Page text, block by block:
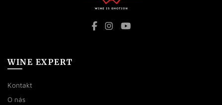
WINE EXPERT
Kontakt
O nás